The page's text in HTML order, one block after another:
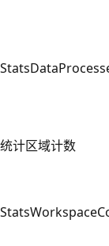
统计区域计数